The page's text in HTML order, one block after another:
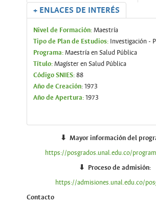
+ ENLACES DE INTERÉS
Nivel de Formación:Maestría
Tipo de Plan de Estudios:Investigación -
Programa:Maestría en Salud Pública
Título:Magíster en Salud Pública
Código SNIES:88
Año de Creación: 1973
Año de Apertura:1973
⬇ Mayor información del
https://posgrados.unal.edu.co/
⬇ Proceso de admisión:
https://admisiones.unal.edu.co/
Contacto